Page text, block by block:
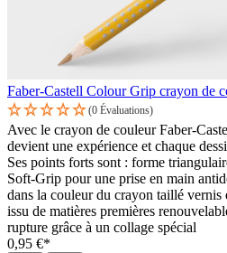
Faber-Castell Colour Grip crayon de
(0 Évaluations)
Avec le crayon de couleur Faber-
devient une expérience et chaque
Ses points forts sont : forme
Soft-Grip pour une prise en main
dans la couleur du crayon taillé vernis
issu de matières premières
rupture grâce à un collage spécial
0,95 €*